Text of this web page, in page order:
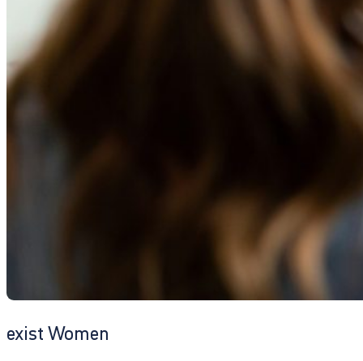
exist Women